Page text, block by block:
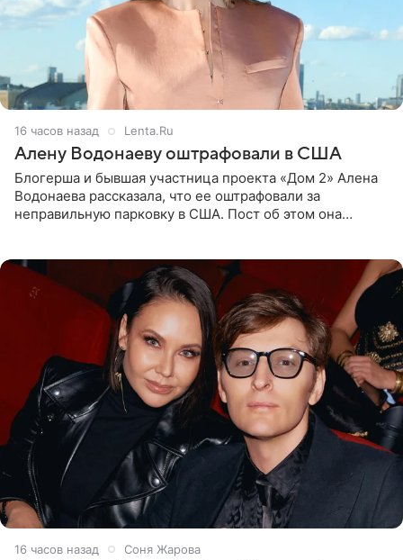
16 часов назад Lenta.Ru
Алену Водонаеву оштрафовали в США
Блогерша и бывшая участница проекта «Дом 2» Алена
Водонаева рассказала, что ее оштрафовали за
неправильную парковку в США. Пост об этом она
16 часов назад Соня Жарова